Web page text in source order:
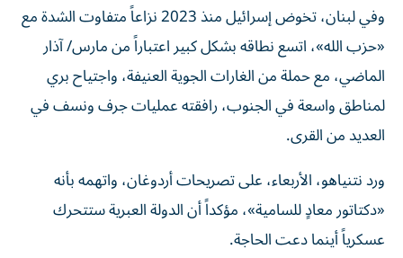
وفي لبنان، تخوض إسرائيل منذ 2023 نزاعاً متفاوت الشدة مع
«حزب الله»، اتسع نطاقه بشكل كبير اعتباراً من مارس/ آذار
الماضي، مع حملة من الغارات الجوية العنيفة، واجتياح بري
لمناطق واسعة في الجنوب، رافقته عمليات جرف ونسف في
العديد من القرى.
ورد نتنياهو، الأربعاء، على تصريحات أردوغان، واتهمه بأنه
«دكتاتور معادٍ للسامية»، مؤكداً أن الدولة العبرية ستتحرك
عسكرياً أينما دعت الحاجة.